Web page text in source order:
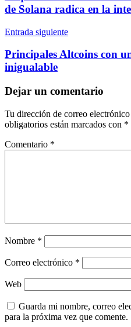
entradas
de Solana radica en la
Entrada siguiente
Principales Altcoins con
inigualable
Dejar un comentario
Tu dirección de correo
obligatorios están marcados con *
Comentario *
Nombre *
Correo electrónico *
Web
Guarda mi nombre, correo
para la próxima vez que comente.